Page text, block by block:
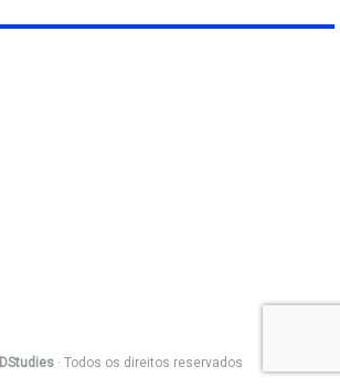
IDStudies· Todos os direitos reservados